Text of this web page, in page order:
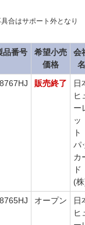
合はサポート外となり
品番号
希望小売
価格
会
名
販売終了
日
ヒ
ー
ッ
ト
パ
カ
ド
(
オープン
日
ヒ